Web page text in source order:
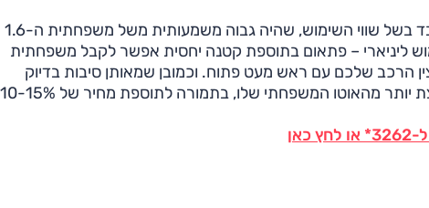
משפחתיות 2.0 ליטר היו פעם נחלתו של הלקוח הפרטי בלבד בשל שווי השימוש, שהיה גבוה משמעותית משל משפחתית ה-1.6
ליניארי – פתאום בתוספת קטנה יחסית אפשר לקבל משפחתית
הרכב שלכם עם ראש מעט פתוח. וכמובן שמאותן סיבות בדיוק
מהאוטו המשפחתי שלו, בתמורה לתוספת מחיר של 10-15%.